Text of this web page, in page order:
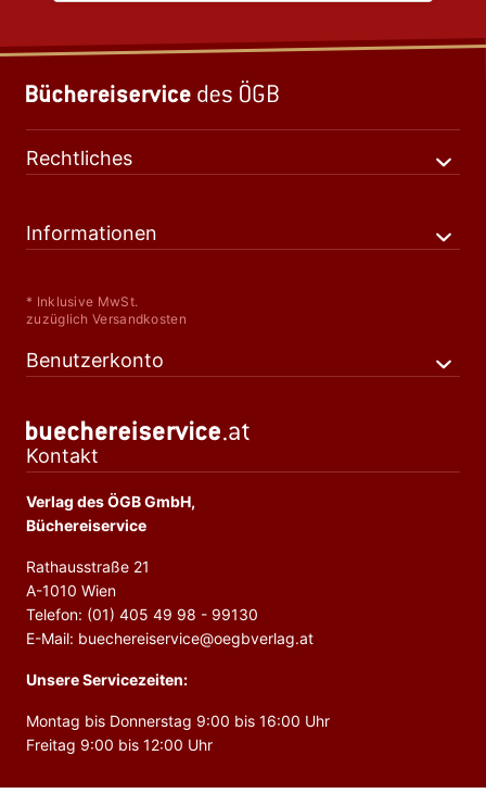
Rechtliches
Informationen
* Inklusive MwSt.
zuzüglich Versandkosten
Benutzerkonto
Kontakt
Verlag des ÖGB GmbH,
Büchereiservice
Rathausstraße 21
A-1010 Wien
Telefon: (01) 405 49 98 - 99130
E-Mail: buechereiservice@oegbverlag.at
Unsere Servicezeiten:
Montag bis Donnerstag 9:00 bis 16:00 Uhr
Freitag 9:00 bis 12:00 Uhr